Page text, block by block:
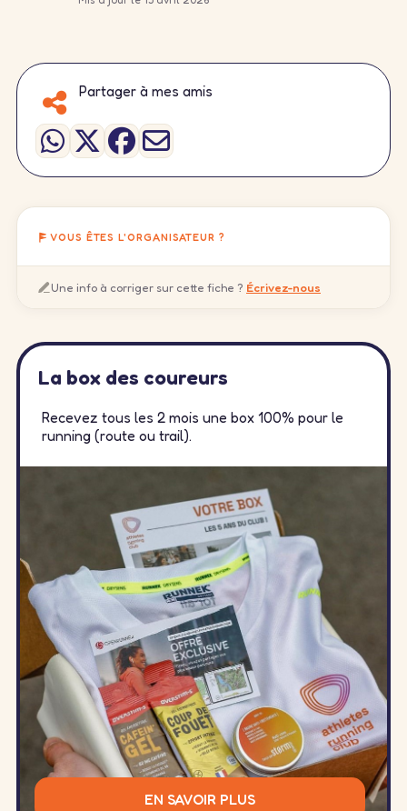
Partager à mes amis
VOUS ÊTES L'ORGANISATEUR ?
Une info à corriger sur cette fiche ? Écrivez-nous
La box des coureurs
Recevez tous les 2 mois une box 100% pour le
running (route ou trail).
EN SAVOIR PLUS